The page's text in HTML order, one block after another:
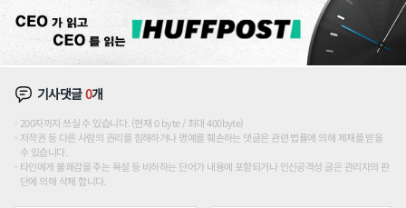
기사댓글0개
200자까지 쓰실 수 있습니다. (현재 0 byte / 최대 400byte)
저작권 등 다른 사람의 권리를 침해하거나 명예를 훼손하는 댓글은 관련 법률에 의해 제재를 받을
수 있습니다.
타인에게 불쾌감을 주는 욕설 등 비하하는 단어가 내용에 포함되거나 인신공격성 글은 관리자의 판
단에 의해 삭제 합니다.